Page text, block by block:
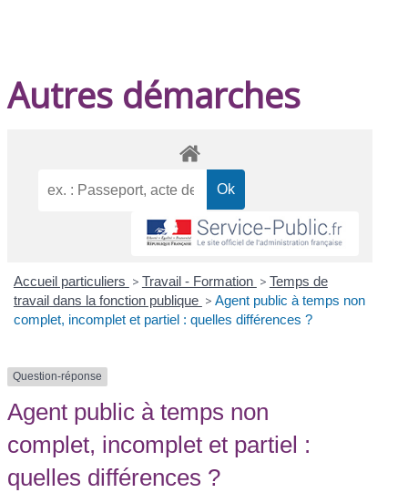
Autres démarches
Accueil particuliers > Travail - Formation > Temps de
travail dans la fonction publique > Agent public à temps non
complet, incomplet et partiel : quelles différences ?
Question-réponse
Agent public à temps non
complet, incomplet et partiel :
quelles différences ?